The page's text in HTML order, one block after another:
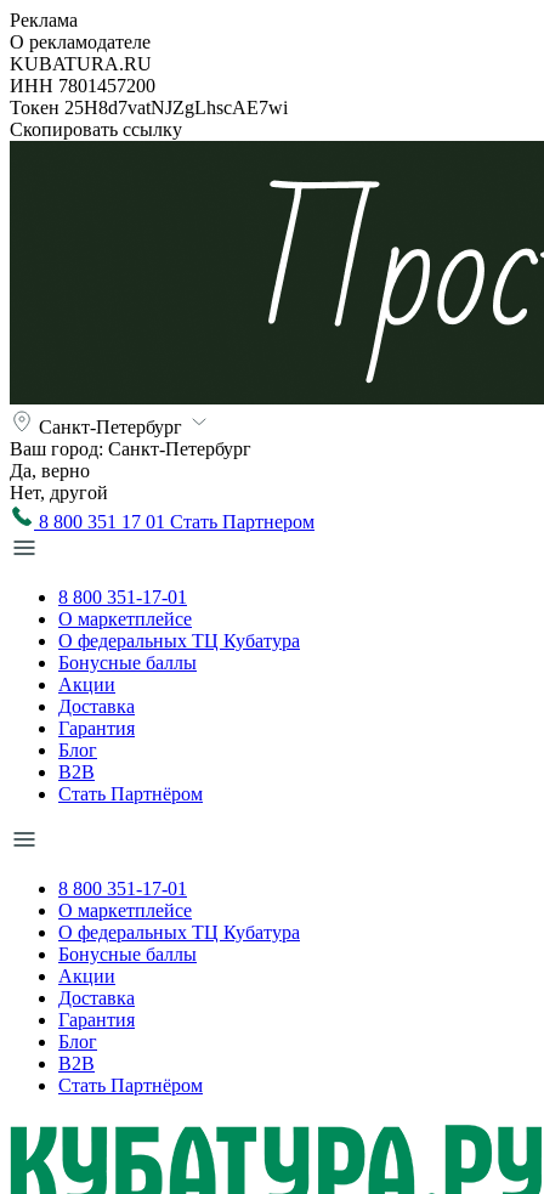
Реклама
О рекламодателе
KUBATURA.RU
ИНН 7801457200
Токен 25H8d7vatNJZgLhscAE7wi
Скопировать ссылку
Санкт-Петербург
Ваш город: Санкт-Петербург
Да, верно
Нет, другой
8 800 351 17 01 Стать Партнером
8 800 351-17-01
О маркетплейсе
О федеральных ТЦ Кубатура
Бонусные баллы
Акции
Доставка
Гарантия
Блог
B2B
Стать Партнёром
8 800 351-17-01
О маркетплейсе
О федеральных ТЦ Кубатура
Бонусные баллы
Акции
Доставка
Гарантия
Блог
B2B
Стать Партнёром